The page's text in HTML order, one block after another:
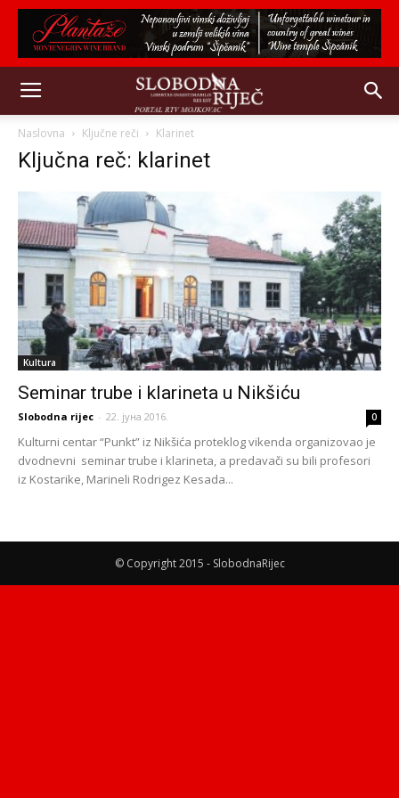
Naslovna Ključne reči Klarinet
Ključna reč: klarinet
Kultura
Seminar trube i klarineta u Nikšiću
Slobodna rijec - 22. јуна 2016. 0
Kulturni centar “Punkt” iz Nikšića proteklog vikenda organizovao je
dvodnevni seminar trube i klarineta, a predavači su bili profesori
iz Kostarike, Marineli Rodrigez Kesada...
© Copyright 2015 - SlobodnaRijec